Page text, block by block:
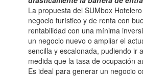
La propuesta del SUMbox
negocio turístico y de renta con
rentabilidad con una mínima
un negocio nuevo o ampliar el
sencilla y escalonada, pudiendo ir
medida que la tasa de ocupación
Es ideal para generar un negocio